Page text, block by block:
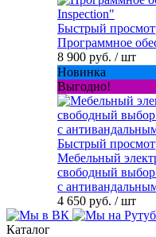
Быстрый
Программное
8 900 руб. / шт
Новинка
Выгодно!
Быстрый
Мебельный
свободный
с
4 650 руб. / шт
Каталог